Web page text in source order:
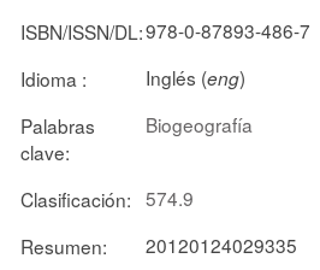
ISBN/ISSN/DL:978-0-87893-486-7
Idioma :
Inglés (eng)
Palabras
clave:
Biogeografía
Clasificación: 574.9
Resumen:
20120124029335